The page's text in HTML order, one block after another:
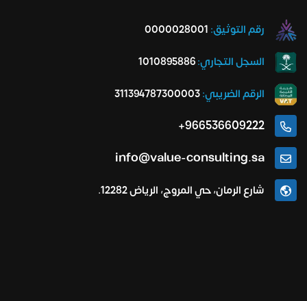
رقم التوثيق: 0000028001
السجل التجاري:1010895886
الرقم الضريبي:311394787300003
966536609222+
info@value-consulting.sa
شارع الرمان، حي المروج، الرياض 12282.